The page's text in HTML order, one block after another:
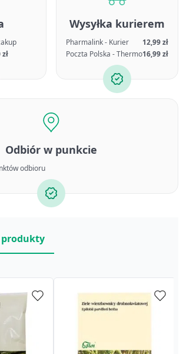
Wysyłka kurierem
Pharmalink - Kurier
12,99 zł
Poczta Polska - Thermo16,99 zł
Odbiór w punkcie
odbioru
produkty